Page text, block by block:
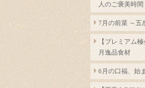
人のご褒美時間
7月の前菜 ～五
【プレミアム
月逸品食材
6月の口福、始